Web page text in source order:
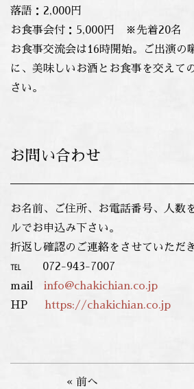
落語：2,000円
お食事会付：5,000円 ※先着20名
お食事交流会は16時開始。ご出演の
に、美味しいお酒とお食事を交えて
さい。
お問い合わせ
お名前、ご住所、お電話番号、人数
ルでお申込み下さい。
折返し確認のご連絡をさせていただ
℡ 072-943-7007
mail info@chakichian.co.jp
HP
https://chakichian.co.jp
« 前へ